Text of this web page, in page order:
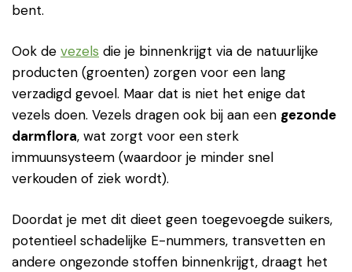
bent.
Ook de vezels die je binnenkrijgt via de natuurlijke
producten (groenten) zorgen voor een lang
verzadigd gevoel. Maar dat is niet het enige dat
vezels doen. Vezels dragen ook bij aan een gezonde
darmflora, wat zorgt voor een ​​sterk
immuunsysteem (waardoor je minder snel
verkouden of ziek wordt).
Doordat je met dit dieet geen toegevoegde suikers,
potentieel schadelijke E-nummers, transvetten en
andere ongezonde stoffen binnenkrijgt, draagt het